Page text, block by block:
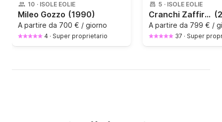
10 · ISOLE EOLIE
Mileo Gozzo (1990)
A partire da 700 € / giorno
4 · Super proprietario
5 · ISOLE EOLIE
Cranchi Zaffiro 32
A partire da 799 € /
37 · Super